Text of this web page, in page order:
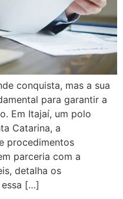
conquista, mas a sua
para garantir a
Em Itajaí, um polo
Catarina, a
procedimentos
parceria com a
detalha os
essa […]